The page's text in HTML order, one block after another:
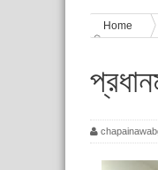
Home
বিতরন